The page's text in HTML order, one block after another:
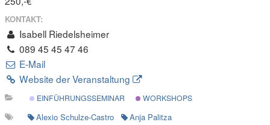
KONTAKT:
Isabell Riedelsheimer
089 45 45 47 46
E-Mail
Website der Veranstaltung
EINFÜHRUNGSSEMINAR WORKSHOPS
Alexio Schulze-Castro
Anja Palitza